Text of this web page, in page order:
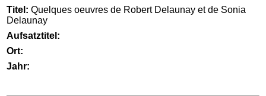
Titel: Quelques oeuvres de Robert Delaunay et de Sonia
Delaunay
Aufsatztitel:
Ort:
Jahr: